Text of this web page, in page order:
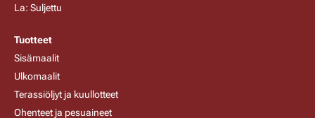
La: Suljettu
Tuotteet
Sisämaalit
Ulkomaalit
Terassiöljyt ja kuullotteet
Ohenteet ja pesuaineet